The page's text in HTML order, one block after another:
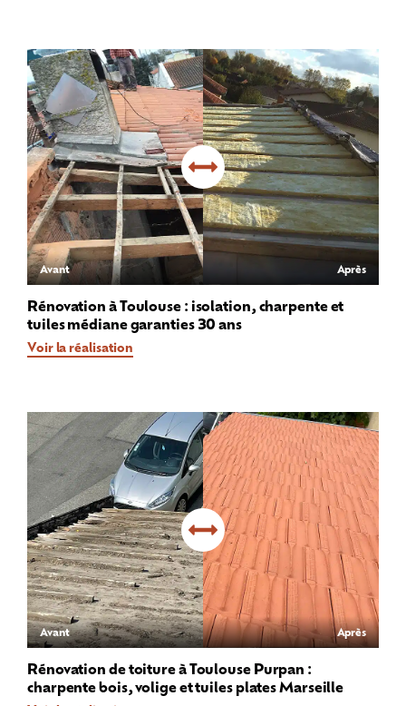
Avant Après
Rénovation à Toulouse : isolation, charpente et
tuiles médiane garanties 30 ans
Voir la réalisation
Avant Après
Rénovation de toiture à Toulouse Purpan :
charpente bois, volige et tuiles plates Marseille